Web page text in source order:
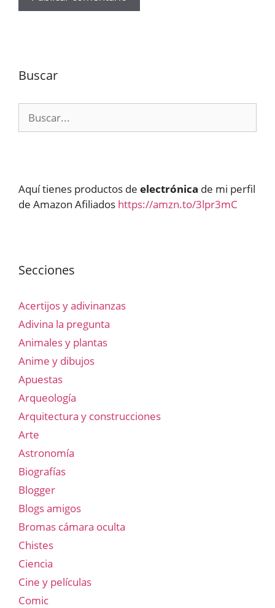
Buscar
Aquí tienes productos de electrónica de mi perfil
de Amazon Afiliados https://amzn.to/3lpr3mC
Secciones
Acertijos y adivinanzas
Adivina la pregunta
Animales y plantas
Anime y dibujos
Apuestas
Arqueología
Arquitectura y construcciones
Arte
Astronomía
Biografías
Blogger
Blogs amigos
Bromas cámara oculta
Chistes
Ciencia
Cine y películas
Comic